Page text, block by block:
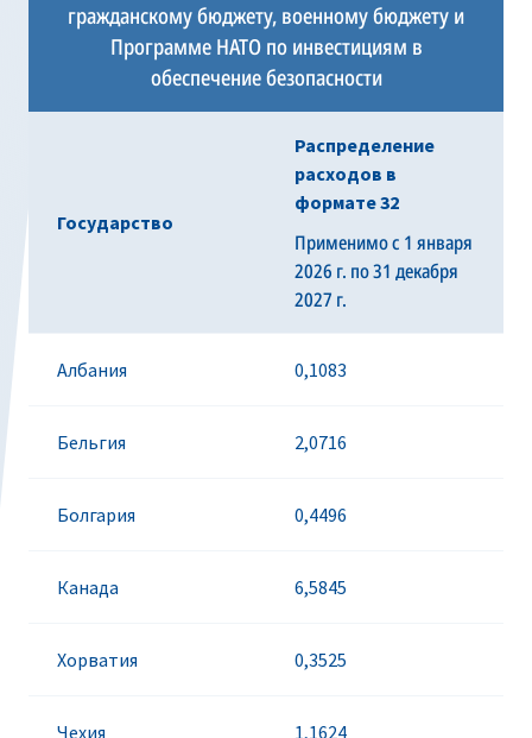
гражданскому бюджету, военному бюджету и
Программе НАТО по инвестициям в
обеспечение безопасности
Государство
Распределение
расходов в
формате 32
Применимо с 1 января
2026 г. по 31 декабря
2027 г.
Албания 0,1083
Бельгия 2,0716
Болгария 0,4496
Канада 6,5845
Хорватия 0,3525
Чехия 1,1624